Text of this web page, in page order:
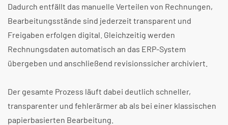
Dadurch entfällt das manuelle Verteilen von Rechnungen,
Bearbeitungsstände sind jederzeit transparent und
Freigaben erfolgen digital. Gleichzeitig werden
Rechnungsdaten automatisch an das ERP-System
übergeben und anschließend revisionssicher archiviert.
Der gesamte Prozess läuft dabei deutlich schneller,
transparenter und fehlerärmer ab als bei einer klassischen
papierbasierten Bearbeitung.